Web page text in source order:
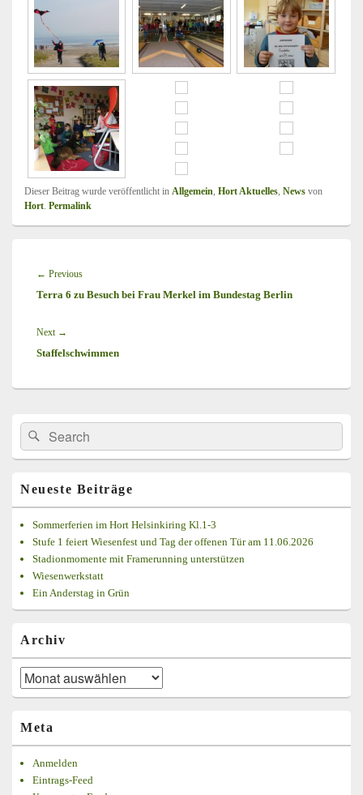
Dieser Beitrag wurde veröffentlicht in Allgemein Hort Aktuelles News von
Hort Permalink
← Previous
post:
Terra 6 zu Besuch bei Frau Merkel im Bundestag Berlin
Next →
post:
Staffelschwimmen
Primärer
Seitenleisten
Widget-
Bereich
Search
for:
Suche
Neueste Beiträge
Sommerferien im Hort Helsinkiring Kl.1-3
Stufe 1 feiert Wiesenfest und Tag der offenen Tür am 11.06.2026
Stadionmomente mit Framerunning unterstützen
Wiesenwerkstatt
Ein Anderstag in Grün
Archiv
Archiv
Meta
Anmelden
Eintrags-Feed